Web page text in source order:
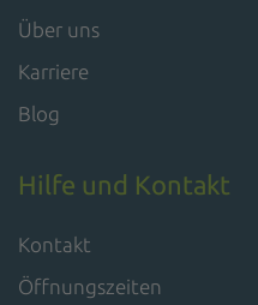
Über uns
Karriere
Blog
Hilfe und Kontakt
Kontakt
Öffnungszeiten